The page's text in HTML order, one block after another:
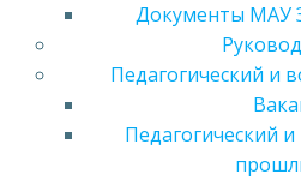
Документы МАУ
Педагогический и
Педагогический